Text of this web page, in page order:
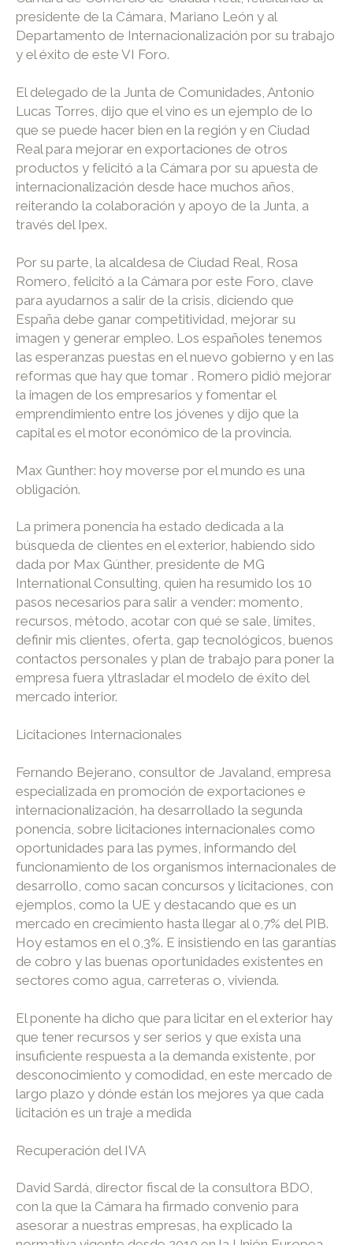
presidente de la Cámara, Mariano León y al
Departamento de Internacionalización por su trabajo
y el éxito de este VI Foro.
El delegado de la Junta de Comunidades, Antonio
Lucas Torres, dijo que el vino es un ejemplo de lo
que se puede hacer bien en la región y en Ciudad
Real para mejorar en exportaciones de otros
productos y felicitó a la Cámara por su apuesta de
internacionalización desde hace muchos años,
reiterando la colaboración y apoyo de la Junta, a
través del Ipex.
Por su parte, la alcaldesa de Ciudad Real, Rosa
Romero, felicitó a la Cámara por este Foro, clave
para ayudarnos a salir de la crisis, diciendo que
España debe ganar competitividad, mejorar su
imagen y generar empleo. Los españoles tenemos
las esperanzas puestas en el nuevo gobierno y en las
reformas que hay que tomar . Romero pidió mejorar
la imagen de los empresarios y fomentar el
emprendimiento entre los jóvenes y dijo que la
capital es el motor económico de la provincia.
Max Gunther: hoy moverse por el mundo es una
obligación.
La primera ponencia ha estado dedicada a la
búsqueda de clientes en el exterior, habiendo sido
dada por Max Gúnther, presidente de MG
International Consulting, quien ha resumido los 10
pasos necesarios para salir a vender: momento,
recursos, método, acotar con qué se sale, límites,
definir mis clientes, oferta, gap tecnológicos, buenos
contactos personales y plan de trabajo para poner la
empresa fuera yltrasladar el modelo de éxito del
mercado interior.
Licitaciones Internacionales
Fernando Bejerano, consultor de Javaland, empresa
especializada en promoción de exportaciones e
internacionalización, ha desarrollado la segunda
ponencia, sobre licitaciones internacionales como
oportunidades para las pymes, informando del
funcionamiento de los organismos internacionales de
desarrollo, como sacan concursos y licitaciones, con
ejemplos, como la UE y destacando que es un
mercado en crecimiento hasta llegar al 0,7% del PIB.
Hoy estamos en el 0,3%. E insistiendo en las garantías
de cobro y las buenas oportunidades existentes en
sectores como agua, carreteras o, vivienda.
El ponente ha dicho que para licitar en el exterior hay
que tener recursos y ser serios y que exista una
insuficiente respuesta a la demanda existente, por
desconocimiento y comodidad, en este mercado de
largo plazo y dónde están los mejores ya que cada
licitación es un traje a medida
Recuperación del IVA
David Sardá, director fiscal de la consultora BDO,
con la que la Cámara ha firmado convenio para
asesorar a nuestras empresas, ha explicado la